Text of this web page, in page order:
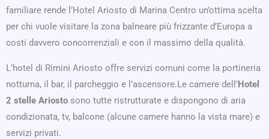
familiare rende l’Hotel Ariosto di Marina Centro un’ottima scelta
per chi vuole visitare la zona balneare più frizzante d’Europa a
costi davvero concorrenziali e con il massimo della qualità.
L’hotel di Rimini Ariosto offre servizi comuni come la portineria
notturna, il bar, il parcheggio e l’ascensore.Le camere dell’Hotel
2 stelle Ariosto sono tutte ristrutturate e dispongono di aria
condizionata, tv, balcone (alcune camere hanno la vista mare) e
servizi privati.